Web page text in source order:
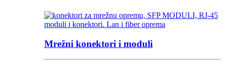
Mrežni konektori i moduli